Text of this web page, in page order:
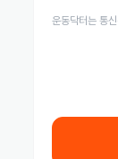
운동닥터는 통